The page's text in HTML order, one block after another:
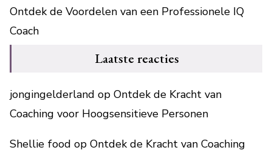
Ontdek de Voordelen van een Professionele IQ
Coach
Laatste reacties
jongingelderland op Ontdek de Kracht van
Coaching voor Hoogsensitieve Personen
Shellie food op Ontdek de Kracht van Coaching